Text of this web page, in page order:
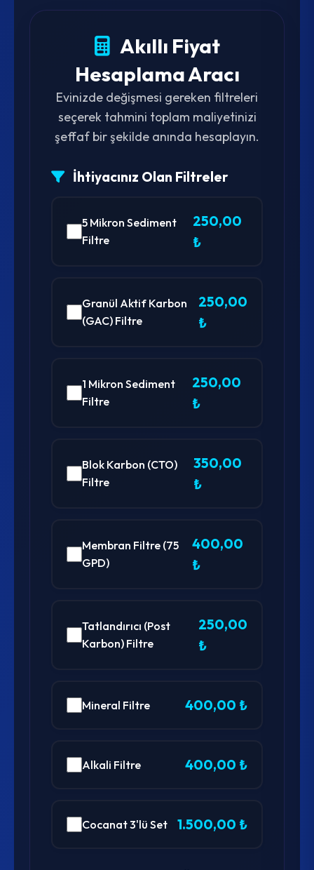
Akıllı Fiyat
Hesaplama Aracı
Evinizde değişmesi gereken filtreleri
seçerek tahmini toplam maliyetinizi
şeffaf bir şekilde anında hesaplayın.
İhtiyacınız Olan Filtreler
5 Mikron Sediment
Filtre
250,00
₺
Granül Aktif Karbon
(GAC) Filtre
250,00
₺
1 Mikron Sediment
Filtre
250,00
₺
Blok Karbon (CTO)
Filtre
350,00
₺
Membran Filtre (75
GPD)
400,00
₺
Tatlandırıcı (Post
Karbon) Filtre
250,00
₺
Mineral Filtre 400,00 ₺
Alkali Filtre 400,00 ₺
Cocanat 3'lü Set 1.500,00 ₺